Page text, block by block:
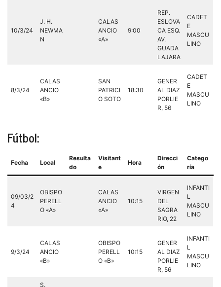
10/3/24
J. H.
NEWMA
N
CALAS
ANCIO
«A»
9:00
REP.
ESLOVA
CA ESQ.
AV.
GUADA
LAJARA
CADET
E
MASCU
LINO
8/3/24
CALAS
ANCIO
«B»
SAN
PATRICI
O SOTO
18:30
GENER
AL DIAZ
PORLIE
R, 56
CADET
E
MASCU
LINO
Fútbol:
Fecha Local
Resulta
do
Visitant
e
Hora
Direcci
ón
Catego
ría
09/03/2
4
OBISPO
PERELL
O «A»
CALAS
ANCIO
«A»
10:15
VIRGEN
DEL
SAGRA
RIO, 22
INFANTI
L
MASCU
LINO
9/3/24
CALAS
ANCIO
«B»
OBISPO
PERELL
O «B»
10:15
GENER
AL DIAZ
PORLIE
R, 56
INFANTI
L
MASCU
LINO
S.